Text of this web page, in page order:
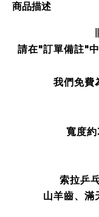
商品描述
請在"訂單備註"
我們免費
寬度
索拉乒
山羊齒、滿